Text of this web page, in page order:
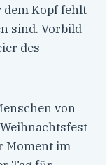
dem Kopf fehlt
sind. Vorbild
des
von
Moment im